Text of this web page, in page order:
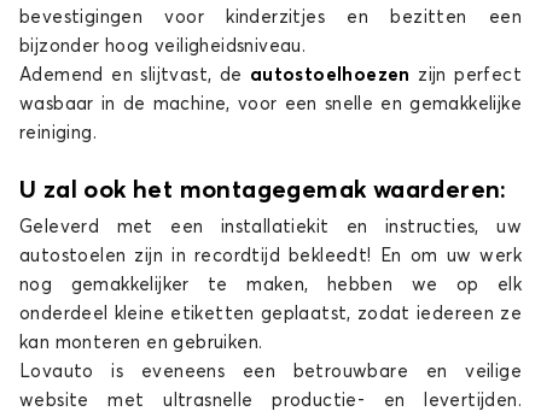
Stoelhoezen voor FIAT STILO
ULYSSE 1
bevestigingen voor kinderzitjes en bezitten een
bijzonder hoog veiligheidsniveau.
Ademend en slijtvast, de autostoelhoezen zijn perfect
wasbaar in de machine, voor een snelle en gemakkelijke
reiniging.
U zal ook het montagegemak waarderen:
Geleverd met een installatiekit en instructies, uw
autostoelen zijn in recordtijd bekleedt! En om uw werk
nog gemakkelijker te maken, hebben we op elk
onderdeel kleine etiketten geplaatst, zodat iedereen ze
kan monteren en gebruiken.
Lovauto is eveneens een betrouwbare en veilige
website met ultrasnelle productie- en levertijden.